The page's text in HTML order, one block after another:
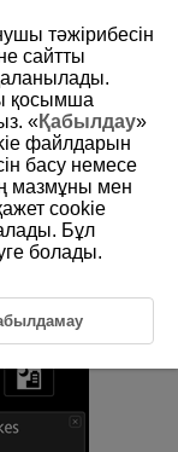
пайдаланыңыз. Нысан
шамдарының
азайтады.
тәжірибесін
сайтты
қосымша
«Қабылдау»
файлдарын
басу немесе
мазмұны мен
cookie
Бұл
болады.